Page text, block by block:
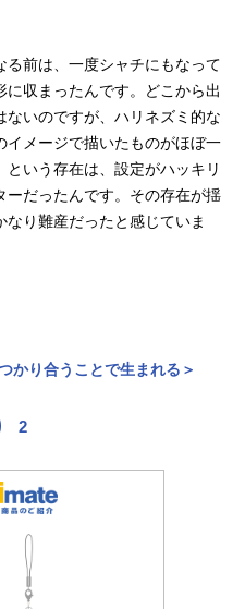
る前は、一度シャチにもなって
収まったんです。どこから出
いのですが、ハリネズミ的な
メージで描いたものがほぼ一
いう存在は、設定がハッキリ
ーだったんです。その存在が揺
り難産だったと感じていま
かり合うことで生まれる＞
2